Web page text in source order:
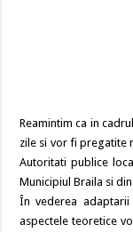
Reamintim ca in
zile si vor fi
Autoritati publice
Municipiul Braila si
În vederea
aspectele teoretice